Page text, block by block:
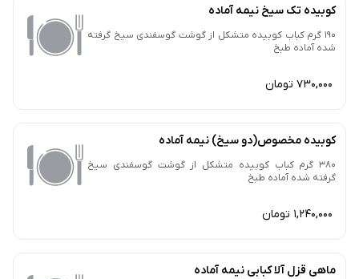
کوبیده تک سیخ نیمه آماده
190 گرم کباب کوبیده متشکل از گوشت گوسفندی سیخ گرفته
شده آماده طبخ
730,000 تومان
کوبیده مخصوص(دو سیخ) نیمه آماده
380 گرم کباب کوبیده متشکل از گوشت گوسفندی سیخ
گرفته شده آماده طبخ
1,240,000 تومان
ماهی قزل آلا کبابی نیمه آماده